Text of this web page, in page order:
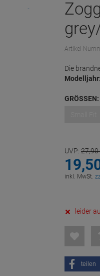
Artikel-
Die
GRÖSSEN:
UVP: 27,90
19,
inkl. MwSt.
leider
teilen